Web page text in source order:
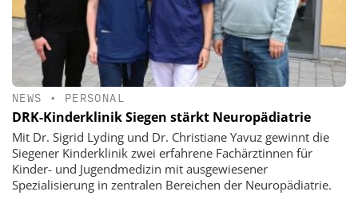
NEWS • PERSONAL
DRK-Kinderklinik Siegen stärkt Neuropädiatrie
Mit Dr. Sigrid Lyding und Dr. Christiane Yavuz gewinnt die
Siegener Kinderklinik zwei erfahrene Fachärztinnen für
Kinder- und Jugendmedizin mit ausgewiesener
Spezialisierung in zentralen Bereichen der Neuropädiatrie.